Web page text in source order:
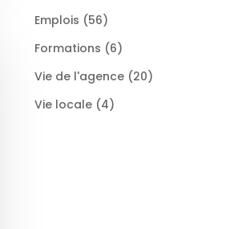
Emplois (56)
Formations (6)
Vie de l'agence(20)
Vie locale(4)